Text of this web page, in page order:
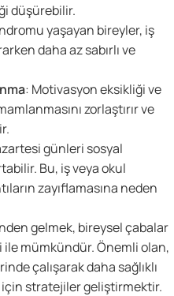
düşürebilir.
yaşayan bireyler, iş
daha az sabırlı ve
: Motivasyon eksikliği ve
zorlaştırır ve
günleri sosyal
Bu, iş veya okul
zayıflamasına neden
gelmek, bireysel çabalar
ile mümkündür. Önemli olan,
çalışarak daha sağlıklı
için stratejiler geliştirmektir.